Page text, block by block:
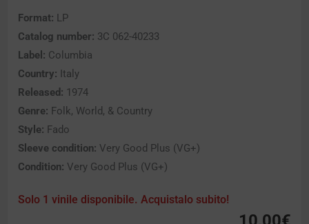
Format: LP
Catalog number: 3C 062-40233
Label: Columbia
Country: Italy
Released: 1974
Genre: Folk, World, & Country
Style: Fado
Sleeve condition: Very Good Plus (VG+)
Condition: Very Good Plus (VG+)
Solo 1 vinile disponibile. Acquistalo subito!